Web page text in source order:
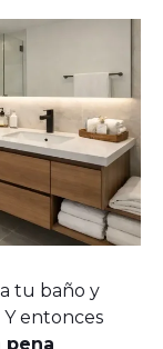
tu baño y
Y entonces
pena